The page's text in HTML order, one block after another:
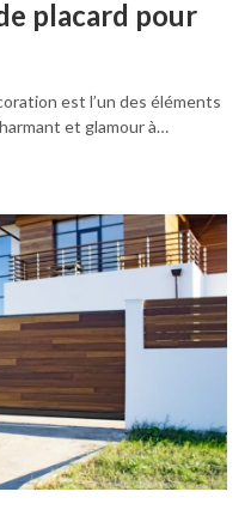
placard pour
est l’un des éléments
et glamour à…